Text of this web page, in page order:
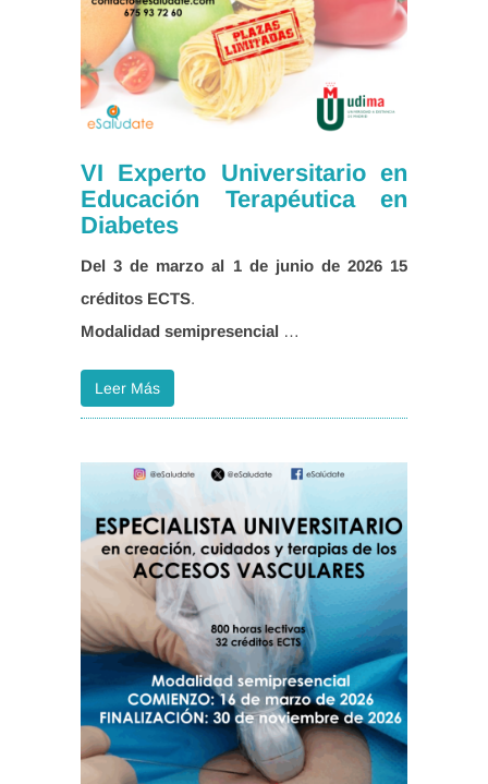
VI Experto Universitario en
Educación Terapéutica en
Diabetes
Del 3 de marzo al 1 de junio de 2026 15
créditos ECTS
Modalidad semipresencial …
Leer Más